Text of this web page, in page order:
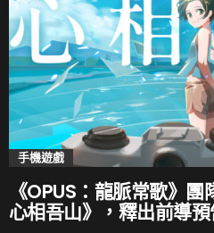
手機遊戲
《OPUS：龍脈常歌》團
心相吾山》，釋出前導